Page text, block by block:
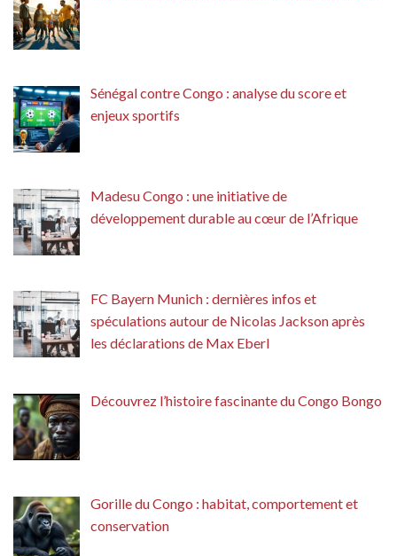
Sénégal contre Congo : analyse du score et
enjeux sportifs
Madesu Congo : une initiative de
développement durable au cœur de l’Afrique
FC Bayern Munich : dernières infos et
spéculations autour de Nicolas Jackson après
les déclarations de Max Eberl
Découvrez l’histoire fascinante du Congo Bongo
Gorille du Congo : habitat, comportement et
conservation